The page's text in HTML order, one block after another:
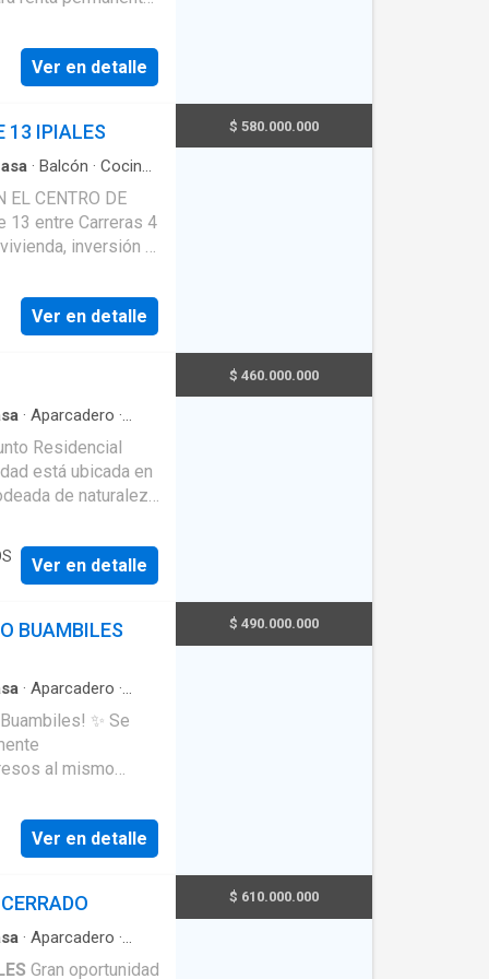
comercial!
independientes
minutos de
acceso a vías
• Sala –
•
Ver en detalle
13 IPIALES
· Balcón · Cocina
EL CENTRO DE
inversión o
hall,
con zona de
Ver en detalle
$ 580.000.000
· Aparcadero ·
Residencial
de naturaleza
colegios y vías
al 📞📲
Ver en detalle
$ 460.000.000
BUAMBILES
· Aparcadero ·
✨ Se
al mismo
y patio
primer piso
terraza y zona
Ver en detalle
$ 490.000.000
· Aparcadero ·
$ 610.000.000